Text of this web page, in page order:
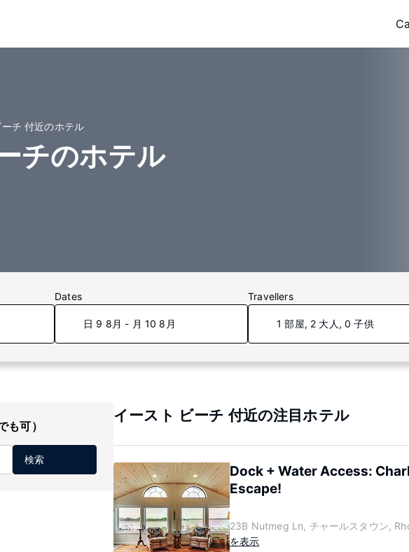
チ 付近のホテル
チのホテル
Dates
日 9 8月 - 月 10 8月
Travellers
1 部屋, 2 大人, 0 子供
も可）
検索
イースト ビーチ 付近の注目ホテル
Dock + Water Access:
Escape!
23B Nutmeg Ln, チャールスタウン,
を表示